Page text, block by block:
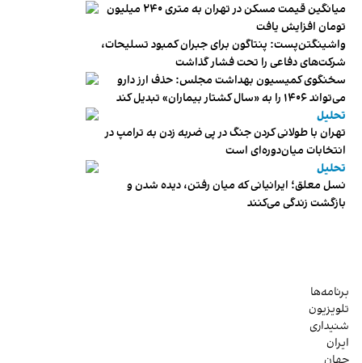
میانگین قیمت مسکن در تهران به متری ۲۴۰ میلیون
تومان افزایش یافت
واشینگتن‌پست: پنتاگون برای جبران کمبود تسلیحات،
شرکت‌های دفاعی را تحت فشار گذاشت
سخنگوی کمیسیون بهداشت مجلس: حذف ارز دارو
می‌تواند ۱۴۰۶ را به «سال کشتار بیماران» تبدیل کند
تحلیل
تهران با طولانی کردن جنگ در پی ضربه زدن به ترامپ در
انتخابات میان‌دوره‌ای است
تحلیل
نسل معلق؛ ایرانیانی که میان رفتن، دیده شدن و
بازگشت زندگی می‌کنند
برنامه‌ها
تلویزیون
شنیداری
ایران